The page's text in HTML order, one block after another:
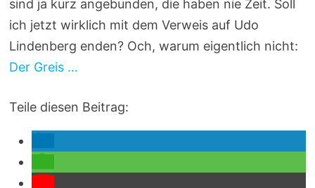
sind ja kurz angebunden, die haben nie Zeit. Soll
ich jetzt wirklich mit dem Verweis auf Udo
Lindenberg enden? Och, warum eigentlich nicht:
Der Greis …
Teile diesen Beitrag: